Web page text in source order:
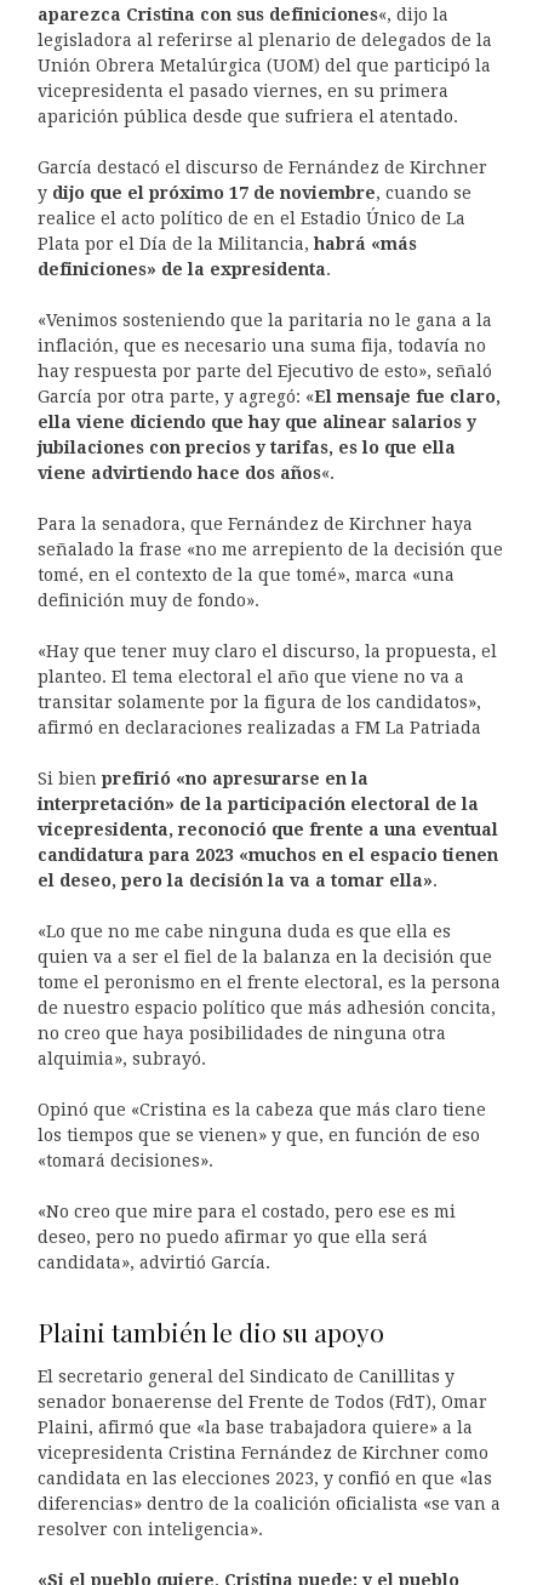
aparezca Cristina con sus definiciones«, dijo la
legisladora al referirse al plenario de delegados de la
Unión Obrera Metalúrgica (UOM) del que participó la
vicepresidenta el pasado viernes, en su primera
aparición pública desde que sufriera el atentado.
García destacó el discurso de Fernández de Kirchner
ydijo que el próximo 17 de noviembre, cuando se
realice el acto político de en el Estadio Único de La
Plata por el Día de la Militancia, habrá «más
definiciones» de la expresidenta.
«Venimos sosteniendo que la paritaria no le gana a la
inflación, que es necesario una suma fija, todavía no
hay respuesta por parte del Ejecutivo de esto», señaló
García por otra parte, y agregó: «El mensaje fue claro,
ella viene diciendo que hay que alinear salarios y
jubilaciones con precios y tarifas, es lo que ella
viene advirtiendo hace dos años«.
Para la senadora, que Fernández de Kirchner haya
señalado la frase «no me arrepiento de la decisión que
tomé, en el contexto de la que tomé», marca «una
definición muy de fondo».
«Hay que tener muy claro el discurso, la propuesta, el
planteo. El tema electoral el año que viene no va a
transitar solamente por la figura de los candidatos»,
afirmó en declaraciones realizadas a FM La Patriada
Si bien prefirió «no apresurarse en la
interpretación» de la participación electoral de la
vicepresidenta, reconoció que frente a una eventual
candidatura para 2023 «muchos en el espacio tienen
el deseo, pero la decisión la va a tomar ella».
«Lo que no me cabe ninguna duda es que ella es
quien va a ser el fiel de la balanza en la decisión que
tome el peronismo en el frente electoral, es la persona
de nuestro espacio político que más adhesión concita,
no creo que haya posibilidades de ninguna otra
alquimia», subrayó.
Opinó que «Cristina es la cabeza que más claro tiene
los tiempos que se vienen» y que, en función de eso
«tomará decisiones».
«No creo que mire para el costado, pero ese es mi
deseo, pero no puedo afirmar yo que ella será
candidata», advirtió García.
Plaini también le dio su apoyo
El secretario general del Sindicato de Canillitas y
senador bonaerense del Frente de Todos (FdT), Omar
Plaini, afirmó que «la base trabajadora quiere» a la
vicepresidenta Cristina Fernández de Kirchner como
candidata en las elecciones 2023, y confió en que «las
diferencias» dentro de la coalición oficialista «se van a
resolver con inteligencia».
«Si el pueblo quiere, Cristina puede; y el pueblo